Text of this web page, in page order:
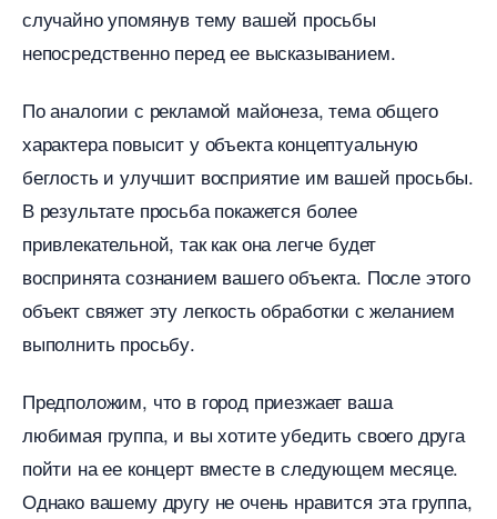
случайно упомянув тему вашей просьбы
непосредственно перед ее высказыванием.
По аналогии с рекламой майонеза, тема общего
характера повысит у объекта концептуальную
еглость и улучшит восприятие им вашей просьбы.
результате просьба покажется более
привлекательной, так как она легче будет
оспринята сознанием вашего объекта. После этого
объект свяжет эту легкость обработки с желанием
ыполнить просьбу.
Предположим, что в город приезжает ваша
любимая группа, и вы хотите убедить своего друга
пойти на ее концерт вместе в следующем месяце.
Однако вашему другу не очень нравится эта группа,